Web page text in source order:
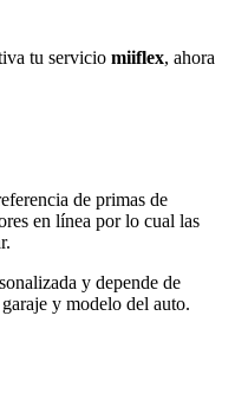
tu servicio miiflex, ahora
de primas de
en línea por lo cual las
y depende de
y modelo del auto.